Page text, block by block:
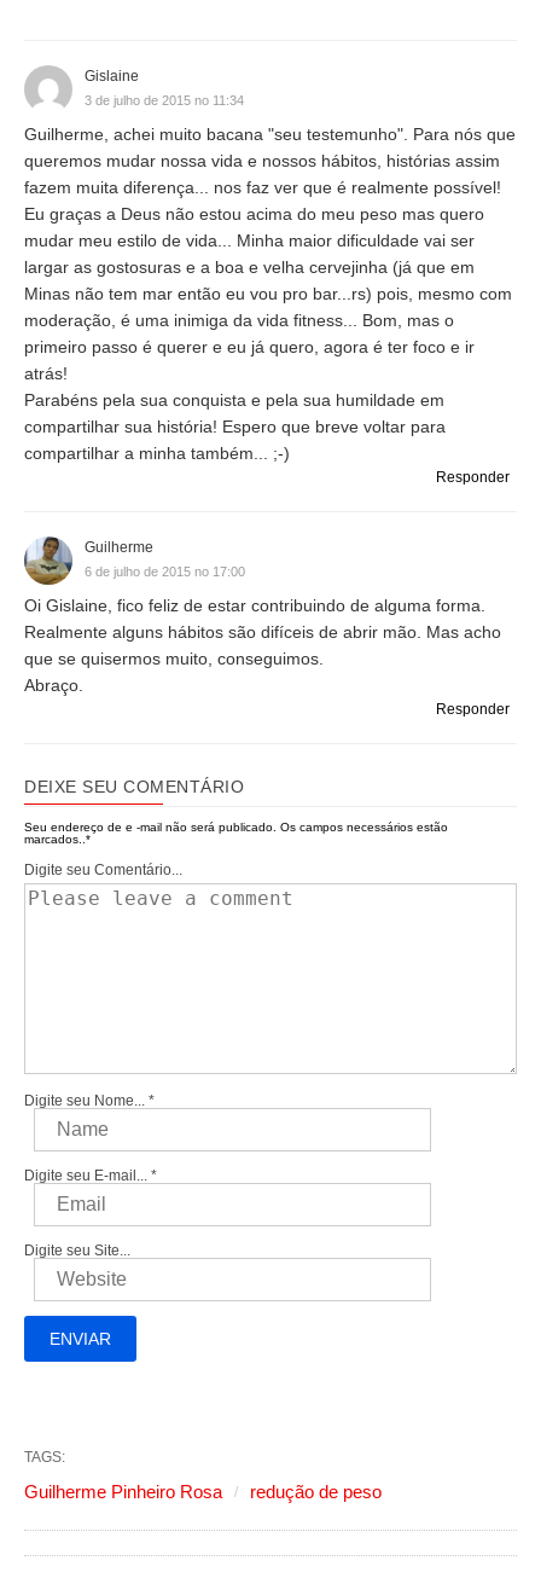
Gislaine
3 de julho de 2015 no 11:34
Guilherme, achei muito bacana "seu testemunho". Para nós que
queremos mudar nossa vida e nossos hábitos, histórias assim
fazem muita diferença... nos faz ver que é realmente possível!
Eu graças a Deus não estou acima do meu peso mas quero
mudar meu estilo de vida... Minha maior dificuldade vai ser
largar as gostosuras e a boa e velha cervejinha (já que em
Minas não tem mar então eu vou pro bar...rs) pois, mesmo com
moderação, é uma inimiga da vida fitness... Bom, mas o
primeiro passo é querer e eu já quero, agora é ter foco e ir
atrás!
Parabéns pela sua conquista e pela sua humildade em
compartilhar sua história! Espero que breve voltar para
compartilhar a minha também... ;-)
Responder
Guilherme
6 de julho de 2015 no 17:00
Oi Gislaine, fico feliz de estar contribuindo de alguma forma.
Realmente alguns hábitos são difíceis de abrir mão. Mas acho
que se quisermos muito, conseguimos.
Abraço.
Responder
DEIXE SEU COMENTÁRIO
Seu endereço de e -mail não será publicado. Os campos necessários estão
marcados..*
Digite seu Comentário...
Digite seu Nome... *
Digite seu E-mail... *
Digite seu Site...
TAGS:
Guilherme Pinheiro Rosa redução de peso